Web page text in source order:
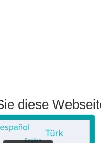
diese